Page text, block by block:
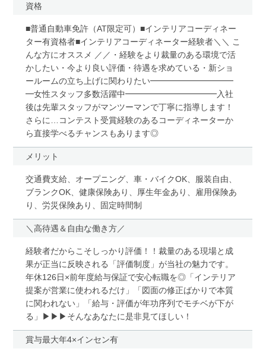
資格
■普通自動車免許（AT限定可）■インテリアコーディネー
ター有資格者■インテリアコーディネーター経験者＼＼ こ
んな方にオススメ ／／・経験をより裁量のある環境で活
かしたい・今より良い評価・待遇を求めている・新ショ
ールームの立ち上げに関わりたい━━━━━━━━━━
━女性スタッフ多数活躍中━━━━━━━━━━━入社
後は先輩スタッフがマンツーマンで丁寧に指導します！
さらに…コンテスト受賞経験のあるコーディネーターか
ら直接学べるチャンスもあります◎
メリット
交通費支給、オープニング、車・バイクOK、服装自由、
ブランクOK、健康保険あり、厚生年金あり、雇用保険あ
り、労災保険あり、固定時間制
＼高待遇＆自由な働き方／
経験者だからこそしっかり評価！！裁量のある現場と成
果が正当に反映される「評価制度」が当社の魅力です。
年休126日×前年度給与保証で安心転職を◎「インテリア
提案が営業に使われるだけ」「図面の修正ばかりで本質
に関われない」「給与・評価が年功序列でモチベが下が
る」▶▶▶そんなあなたに是非見てほしい！
賞与最大年4×インセン有